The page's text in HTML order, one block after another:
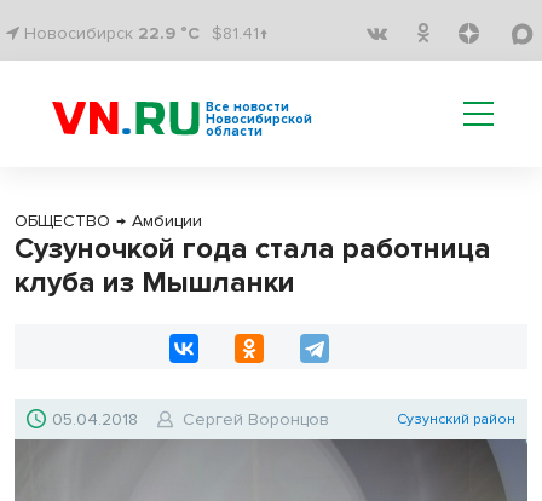
Новосибирск 22.9 °C $81.41↑
Все новости
Новосибирской
области
ОБЩЕСТВО → Амбиции
Сузуночкой года стала работница
клуба из Мышланки
05.04.2018 Сергей Воронцов Сузунский район